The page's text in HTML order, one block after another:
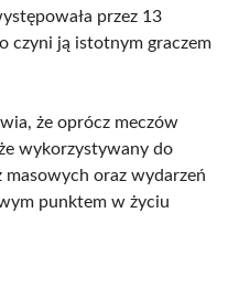
przez 13
czyni ją istotnym graczem
że oprócz meczów
wykorzystywany do
oraz wydarzeń
punktem w życiu